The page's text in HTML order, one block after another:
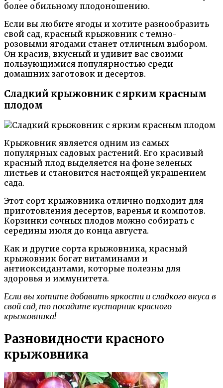
более обильному плодоношению.
Если вы любите ягоды и хотите разнообразить
свой сад, красный крыжовник с темно-
розовыми ягодами станет отличным выбором.
Он красив, вкусный и удивит вас своими
пользующимися популярностью среди
домашних заготовок и десертов.
Сладкий крыжовник с ярким красным
плодом
Крыжовник является одним из самых
популярных садовых растений. Его красивый
красный плод выделяется на фоне зеленых
листьев и становится настоящей украшением
сада.
Этот сорт крыжовника отлично подходит для
приготовления десертов, варенья и компотов.
Корзинки сочных плодов можно собирать с
середины июля до конца августа.
Как и другие сорта крыжовника, красный
крыжовник богат витаминами и
антиоксидантами, которые полезны для
здоровья и иммунитета.
Если вы хотите добавить яркости и сладкого вкуса в
свой сад, то посадите кустарник красного
крыжовника!
Разновидности красного
крыжовника